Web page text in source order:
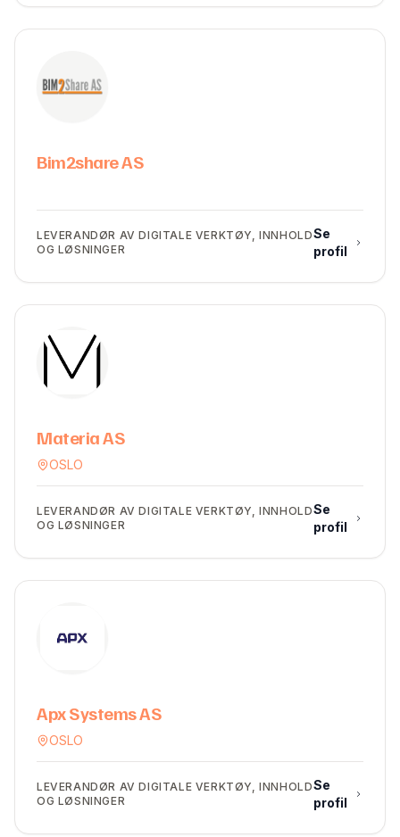
Bim2share AS
LEVERANDØR AV DIGITALE VERKTØY, INNHOLD
OG LØSNINGER
Se
profil
Materia AS
OSLO
LEVERANDØR AV DIGITALE VERKTØY, INNHOLD
OG LØSNINGER
Se
profil
Apx Systems AS
OSLO
LEVERANDØR AV DIGITALE VERKTØY, INNHOLD
OG LØSNINGER
Se
profil